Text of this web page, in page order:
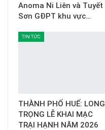
Anoma Ni Liên và Tuyết
Sơn GĐPT khu vực…
TIN TỨC
THÀNH PHỐ HUẾ: LONG
TRỌNG LỄ KHAI MẠC
TRẠI HẠNH NĂM 2026